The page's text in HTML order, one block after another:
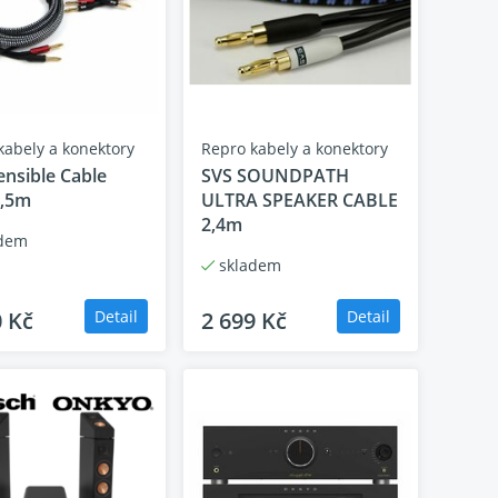
náročné posluchače. I při vyšší hlasitosti
zesilovače. Velká konstrukce ozvučnice
Naplní i velmi veliké prostory přesným a
citlivost, přesnost...
a konektory
Cable
Kč Detail
Repro kabely a konektory
SVS SOUNDPATH
ULTRA SPEAKER CABLE
2,4m
skladem
2 699 Kč Detail